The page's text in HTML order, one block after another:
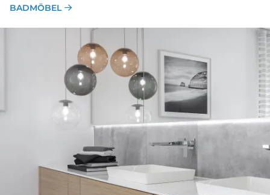
BADMÖBEL